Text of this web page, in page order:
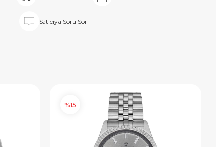
Satıcıya Soru Sor
%15